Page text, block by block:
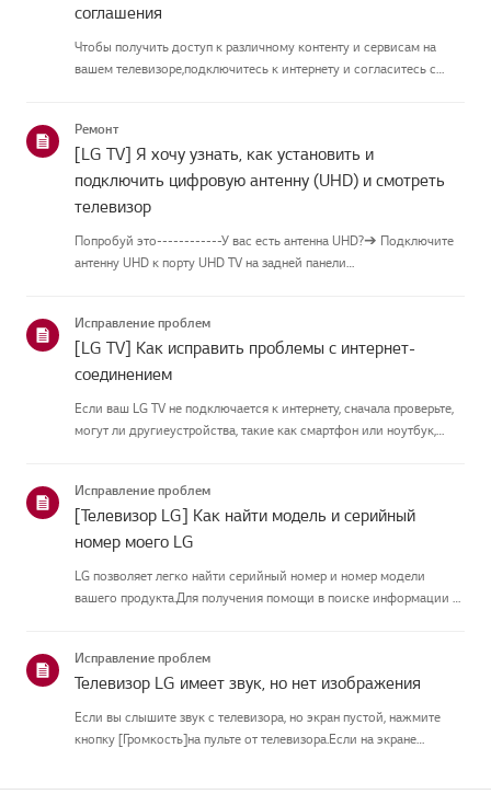
соглашения
Чтобы получить доступ к различному контенту и сервисам на
вашем телевизоре,подключитесь к интернету и согласитесь с
вашеготелевизора и ...
Ремонт
[LG TV] Я хочу узнать, как установить и
подключить цифровую антенну (UHD) и смотреть
телевизор
Попробуй это------------У вас есть антенна UHD?➔ Подключите
антенну UHD к порту UHD TV на задней панели
принимать UHD-сигн...
Исправление проблем
[LG TV] Как исправить проблемы с интернет-
соединением
Если ваш LG TV не подключается к интернету, сначала проверьте,
могут ли другиеустройства, такие как смартфон или ноутбук,
Исправление проблем
[Телевизор LG] Как найти модель и серийный
номер моего LG
LG позволяет легко найти серийный номер и номер модели
вашего продукта.Для получения помощи в поиске информации о
в следующем месте: * На...
Исправление проблем
Телевизор LG имеет звук, но нет изображения
Если вы слышите звук с телевизора, но экран пустой, нажмите
кнопку [Громкость]на пульте от телевизора.Если на экране